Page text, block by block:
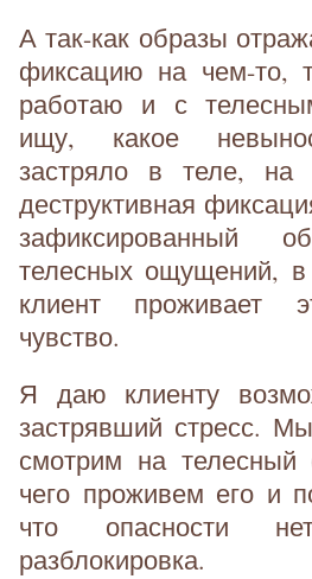
А так-как образы
фиксацию на чем-то,
работаю и с
ищу, какое
застряло в теле, на
деструктивная
зафиксированный
телесных ощущений, в
клиент проживает
чувство.
Я даю клиенту
застрявший стресс.
смотрим на
чего проживем его и
что опасности
разблокировка.